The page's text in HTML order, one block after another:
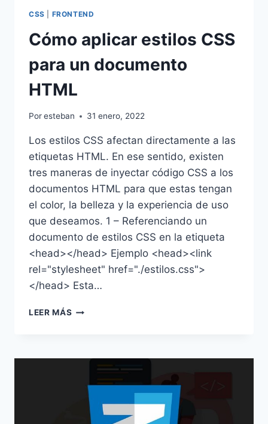
CSS FRONTEND
Cómo aplicar estilos CSS
para un documento
HTML
Poresteban 31 enero, 2022
Los estilos CSS afectan directamente a las
etiquetas HTML. En ese sentido, existen
tres maneras de inyectar código CSS a los
documentos HTML para que estas tengan
el color, la belleza y la experiencia de uso
que deseamos. 1 – Referenciando un
documento de estilos CSS en la etiqueta
<head></head> Ejemplo <head><link
rel="stylesheet" href="./estilos.css">
</head> Esta…
LEER MÁS CÓMO
PARA
DOCUMENTO
HTML